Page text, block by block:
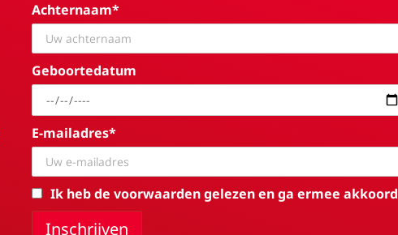
Achternaam*
Geboortedatum
E-mailadres*
Ik heb de voorwaarden gelezen en ga ermee akkoord